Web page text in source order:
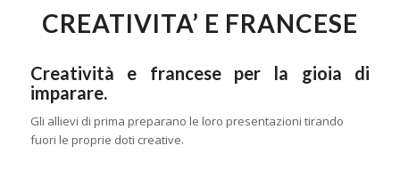
CREATIVITA’ E FRANCESE
Creatività e francese per la gioia di
imparare.
Gli allievi di prima preparano le loro presentazioni tirando
fuori le proprie doti creative.